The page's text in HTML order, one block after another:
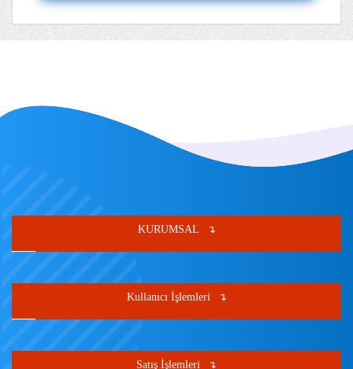
KURUMSAL
Kullanıcı İşlemleri
Satış İşlemleri